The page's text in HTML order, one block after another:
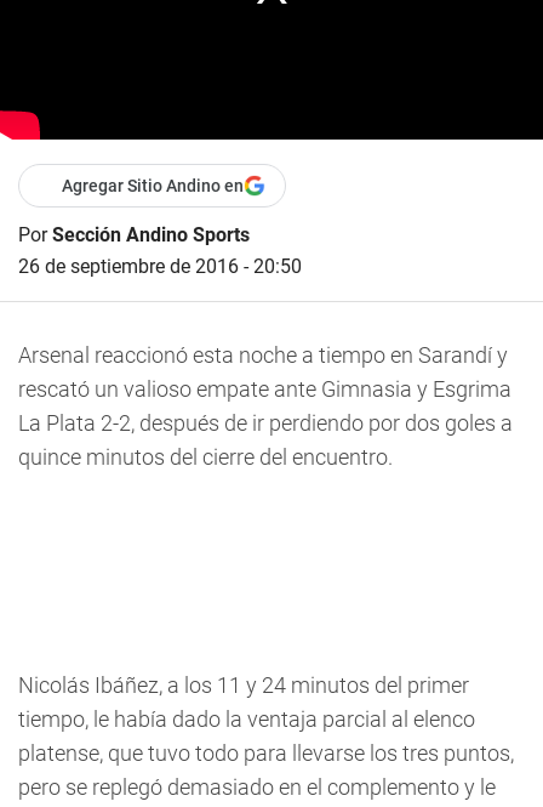
Agregar Sitio Andino en
PorSección Andino Sports
26 de septiembre de 2016 - 20:50
Arsenal reaccionó esta noche a tiempo en Sarandí y
rescató un valioso empate ante Gimnasia y Esgrima
La Plata 2-2, después de ir perdiendo por dos goles a
quince minutos del cierre del encuentro.
Nicolás Ibáñez, a los 11 y 24 minutos del primer
tiempo, le había dado la ventaja parcial al elenco
platense, que tuvo todo para llevarse los tres puntos,
pero se replegó demasiado en el complemento y le